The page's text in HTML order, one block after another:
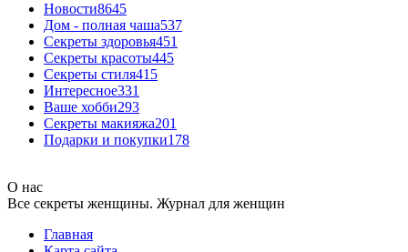
Новости8645
Дом - полная чаша537
Cекреты здоровья451
Секреты красоты445
Секреты стиля415
Интересное331
Ваше хобби293
Секреты макияжа201
Подарки и покупки178
О нас
Все секреты женщины. Журнал для женщин
Главная